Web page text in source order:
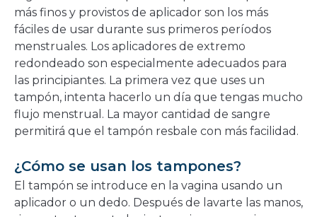
más finos y provistos de aplicador son los más
fáciles de usar durante sus primeros períodos
menstruales. Los aplicadores de extremo
redondeado son especialmente adecuados para
las principiantes. La primera vez que uses un
tampón, intenta hacerlo un día que tengas mucho
flujo menstrual. La mayor cantidad de sangre
permitirá que el tampón resbale con más facilidad.
¿Cómo se usan los tampones?
El tampón se introduce en la vagina usando un
aplicador o un dedo. Después de lavarte las manos,